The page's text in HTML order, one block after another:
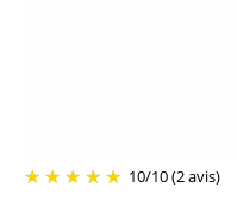
10/10(2 avis)